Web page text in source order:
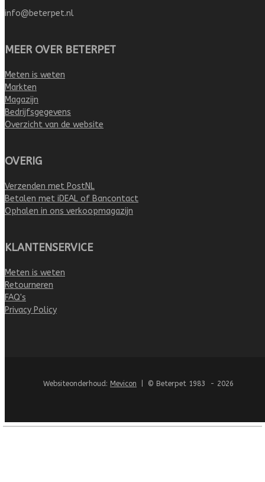
info@beterpet.nl
MEER OVER BETERPET
Meten is weten
Markten
Magazijn
Bedrijfsgegevens
Overzicht van de website
OVERIG
Verzenden met PostNL
Betalen met iDEAL of Bancontact
Ophalen in ons verkoopmagazijn
KLANTENSERVICE
Meten is weten
Retourneren
FAQ's
Privacy Policy
Websiteonderhoud: Mevicon | © Beterpet 1983 - 2026